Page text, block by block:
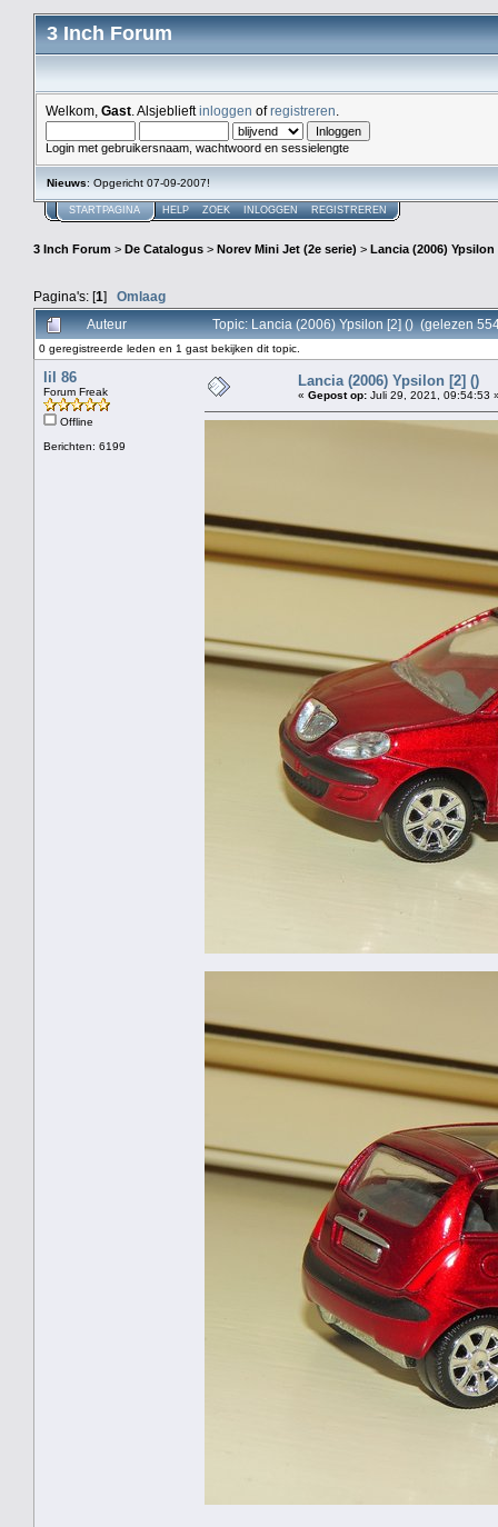
3 Inch Forum
Welkom, Gast . Alsjeblieftinloggen ofregistreren
Login met gebruikersnaam, wachtwoord en sessielengte
Nieuws: Opgericht 07-09-2007!
STARTPAGINA HELP ZOEK INLOGGEN REGISTREREN
3 Inch Forum > De Catalogus > Norev Mini Jet (2e serie) > Lancia (2006)
Pagina's: [1] Omlaag
Auteur
Topic: Lancia (2006) Ypsilon [2] () (gelezen
0 geregistreerde leden en 1 gast bekijken dit topic.
lil 86
Forum Freak
Offline
Berichten: 6199
Lancia (2006) Ypsilon [2] ()
« Gepost op: Juli 29, 2021, 09:54:53